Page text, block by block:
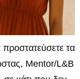
τα
Mentor/L&B